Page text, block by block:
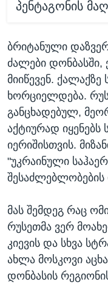
პენტაგონის
ბრიტანული
ძალები დონბასში,
მიიწევენ.
ხორციელდება.
განცხადებულ,
აქტიურად იყენებს
იერიშისთვის.
"უკრაინული
შესაძლებლობების
მას შემდეგ რაც
რუსეთმა ვერ
კიევის და სხვა
ახლა მოსკოვი
დონბასის